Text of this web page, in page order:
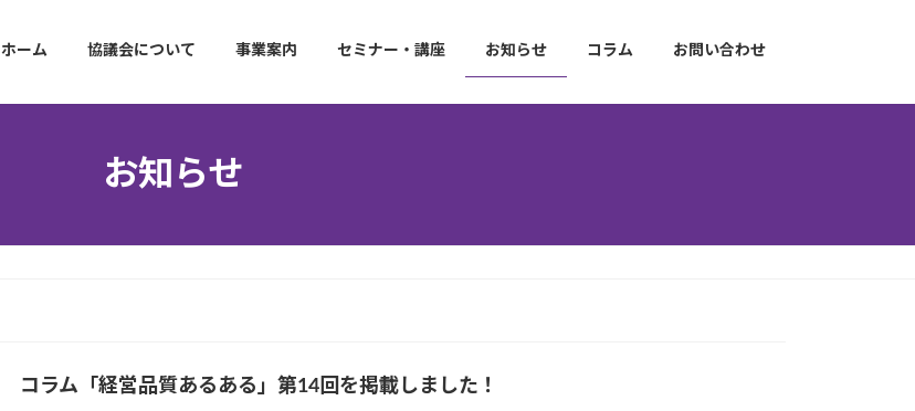
ホーム 協議会について 事業案内 セミナー・講座 お知らせ コラム お問い合わせ
お知らせ
コラム「経営品質あるある」第14回を掲載しました！